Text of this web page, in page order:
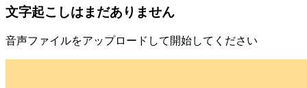
文字起こしはまだありません
音声ファイルをアップロードして開始してください